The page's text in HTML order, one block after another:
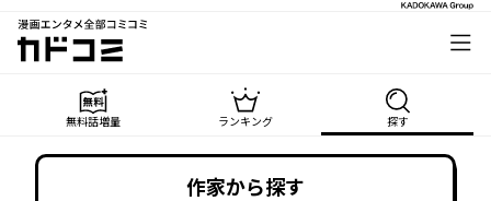
漫画エンタメ全部コミコミ
カドコミ
無料話増量 ランキング 探す
作家から探す